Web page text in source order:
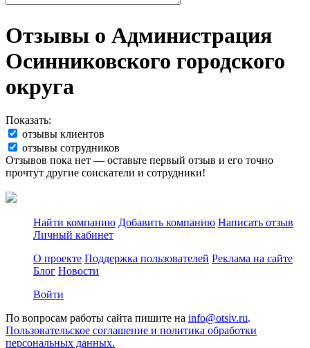
Отзывы о Администрация
Осинниковского городского
округа
Показать:
отзывы клиентов
отзывы сотрудников
Отзывов пока нет — оставьте первый отзыв и его точно
прочтут другие соискатели и сотрудники!
Найти компанию Добавить компанию Написать отзыв
Личный кабинет
О проекте Поддержка пользователей Реклама на сайте
Блог Новости
Войти
По вопросам работы сайта пишите на info@otsiv.ru.
Пользовательское соглашение и политика обработки
персональных данных.